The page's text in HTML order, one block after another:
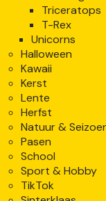
Triceratops
T-Rex
Unicorns
Halloween
Kawaii
Kerst
Lente
Herfst
Natuur &
Pasen
School
Sport & Hobby
TikTok